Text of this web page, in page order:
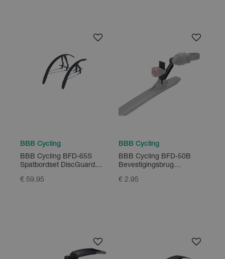
BBB Cycling
BBB Cycling BFD-65S
Spatbordset DiscGuard
€ 59.95
BBB Cycling
BBB Cycling BFD-50B
Bevestigingsbrug
€ 2.95